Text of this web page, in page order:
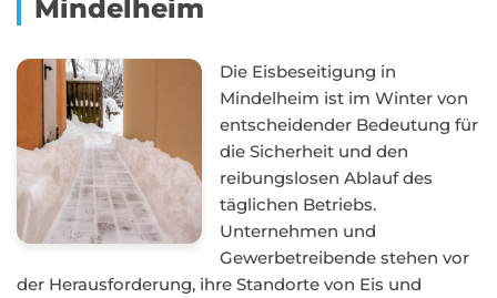
Mindelheim
Die Eisbeseitigung in
Mindelheim ist im Winter von
entscheidender Bedeutung für
die Sicherheit und den
reibungslosen Ablauf des
täglichen Betriebs.
Unternehmen und
Gewerbetreibende stehen vor
der Herausforderung, ihre Standorte von Eis und